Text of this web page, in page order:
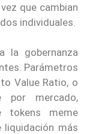
que cambian
individuales.
la gobernanza
Parámetros
Value Ratio, o
por mercado,
tokens meme
liquidación más